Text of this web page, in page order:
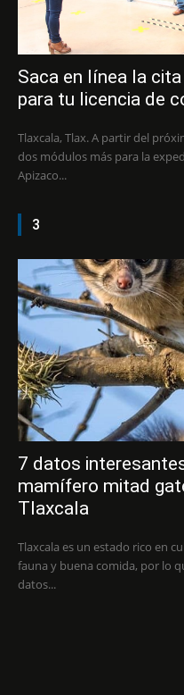
Saca en línea la
para tu licencia de
Tlaxcala, Tlax. A partir del
dos módulos más para la
Apizaco...
3
7 datos
mamífero mitad
Tlaxcala
Tlaxcala es un estado rico en
fauna y buena comida, por lo
datos...